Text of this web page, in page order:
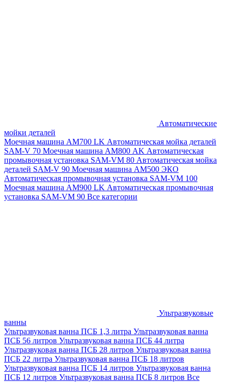
Автоматические
мойки деталей
Моечная машина AM700 LK Автоматическая мойка деталей
SAM-V 70 Моечная машина АМ800 AK Автоматическая
промывочная установка SAM-VM 80 Автоматическая мойка
деталей SAM-V 90 Моечная машина АМ500 ЭКО
Автоматическая промывочная установка SAM-VM 100
Моечная машина AM900 LK Автоматическая промывочная
установка SAM-VM 90 Все категории
Ультразвуковые
ванны
Ультразвуковая ванна ПСБ 1,3 литра Ультразвуковая ванна
ПСБ 56 литров Ультразвуковая ванна ПСБ 44 литра
Ультразвуковая ванна ПСБ 28 литров Ультразвуковая ванна
ПСБ 22 литра Ультразвуковая ванна ПСБ 18 литров
Ультразвуковая ванна ПСБ 14 литров Ультразвуковая ванна
ПСБ 12 литров Ультразвуковая ванна ПСБ 8 литров Все